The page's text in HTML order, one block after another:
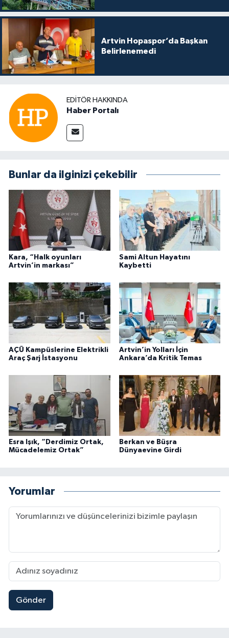
Artvin Hopaspor’da Başkan
Belirlenemedi
EDITÖR HAKKINDA
Haber Portalı
Bunlar da ilginizi çekebilir
Kara, “Halk oyunları
Artvin’in markası”
Sami Altun Hayatını
Kaybetti
AÇÜ Kampüslerine Elektrikli
Araç Şarj İstasyonu
Artvin’in Yolları İçin
Ankara’da Kritik Temas
Esra Işık, “Derdimiz Ortak,
Mücadelemiz Ortak”
Berkan ve Büşra
Dünyaevine Girdi
Yorumlar
Gönder